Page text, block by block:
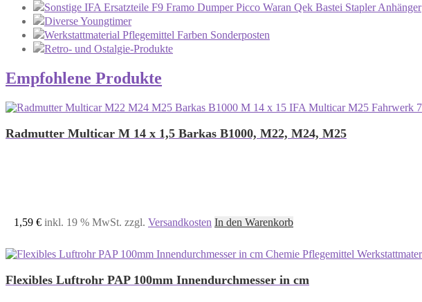
Sonstige IFA Ersatzteile F9 Framo Dumper Picco Waran Qek Bastei Stapler Anhänger
Diverse Youngtimer
Werkstattmaterial Pflegemittel Farben Sonderposten
Retro- und Ostalgie-Produkte
Empfohlene Produkte
Radmutter Multicar M 14 x 1,5 Barkas B1000, M22, M24, M25
1,59 € inkl. 19 % MwSt. zzgl. Versandkosten In den Warenkorb
Flexibles Luftrohr PAP 100mm Innendurchmesser in cm